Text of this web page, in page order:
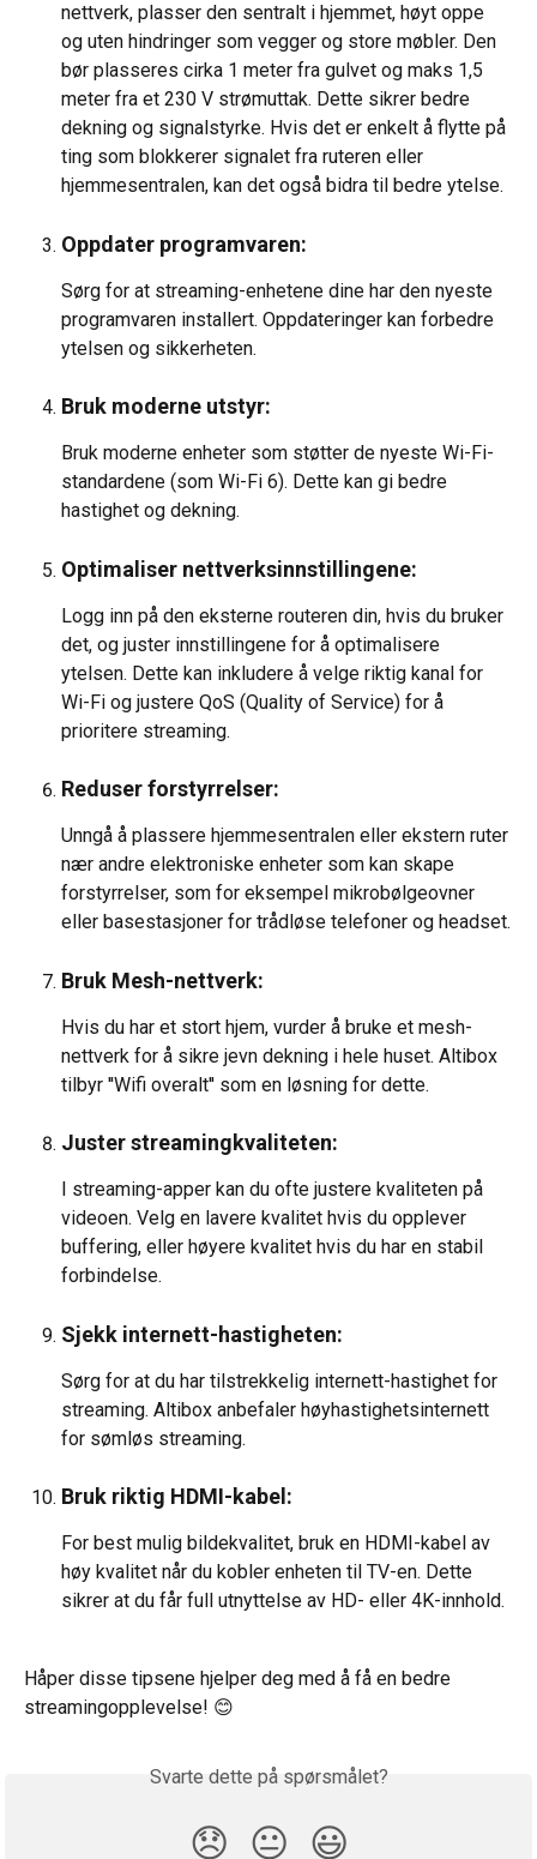
nettverk, plasser den sentralt i hjemmet, høyt oppe
og uten hindringer som vegger og store møbler. Den
bør plasseres cirka 1 meter fra gulvet og maks 1,5
meter fra et 230 V strømuttak. Dette sikrer bedre
dekning og signalstyrke. Hvis det er enkelt å flytte på
ting som blokkerer signalet fra ruteren eller
hjemmesentralen, kan det også bidra til bedre ytelse.
Oppdater programvaren:
Sørg for at streaming-enhetene dine har den nyeste
programvaren installert. Oppdateringer kan forbedre
ytelsen og sikkerheten.
Bruk moderne utstyr:
Bruk moderne enheter som støtter de nyeste Wi-Fi-
standardene (som Wi-Fi 6). Dette kan gi bedre
hastighet og dekning.
Optimaliser nettverksinnstillingene:
Logg inn på den eksterne routeren din, hvis du bruker
det, og juster innstillingene for å optimalisere
ytelsen. Dette kan inkludere å velge riktig kanal for
Wi-Fi og justere QoS (Quality of Service) for å
prioritere streaming.
Reduser forstyrrelser:
Unngå å plassere hjemmesentralen eller ekstern ruter
nær andre elektroniske enheter som kan skape
forstyrrelser, som for eksempel mikrobølgeovner
eller basestasjoner for trådløse telefoner og headset.
Bruk Mesh-nettverk:
Hvis du har et stort hjem, vurder å bruke et mesh-
nettverk for å sikre jevn dekning i hele huset. Altibox
tilbyr ''Wifi overalt'' som en løsning for dette.
Juster streamingkvaliteten:
I streaming-apper kan du ofte justere kvaliteten på
videoen. Velg en lavere kvalitet hvis du opplever
buffering, eller høyere kvalitet hvis du har en stabil
forbindelse.
Sjekk internett-hastigheten:
Sørg for at du har tilstrekkelig internett-hastighet for
streaming. Altibox anbefaler høyhastighetsinternett
for sømløs streaming.
Bruk riktig HDMI-kabel:
For best mulig bildekvalitet, bruk en HDMI-kabel av
høy kvalitet når du kobler enheten til TV-en. Dette
sikrer at du får full utnyttelse av HD- eller 4K-innhold.
Håper disse tipsene hjelper deg med å få en bedre
streamingopplevelse! 😊
Svarte dette på spørsmålet?
😞 😐 😃